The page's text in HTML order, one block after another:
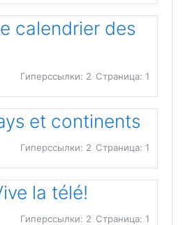
calendrier des
Гиперссылки: 2 Страница: 1
et continents
Гиперссылки: 2 Страница: 1
la télé!
Гиперссылки: 2 Страница: 1